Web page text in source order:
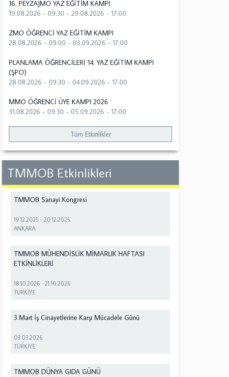
16. PEYZAJMO YAZ EĞİTİM KAMPI
19.08.2026 - 09:30 -29.08.2026 - 17:00
ZMO ÖĞRENCİ YAZ EĞİTİM KAMPI
28.08.2026 - 09:00 -03.09.2026 - 17:00
PLANLAMA ÖĞRENCİLERİ 14. YAZ EĞİTİM KAMPI
(ŞPO)
28.08.2026 - 09:30 -04.09.2026 - 17:00
MMO ÖĞRENCİ ÜYE KAMPI 2026
31.08.2026 - 09:30 -05.09.2026 - 17:00
Tüm Etkinlikler
TMMOB Etkinlikleri
TMMOB Sanayi Kongresi
19.12.2025 -20.12.2025
ANKARA
TMMOB MÜHENDİSLİK MİMARLIK HAFTASI
ETKİNLİKLERİ
18.10.2026 -21.10.2026
TÜRKİYE
3 Mart İş Cinayetlerine Karşı Mücadele Günü
03.03.2026
TÜRKİYE
TMMOB DÜNYA GIDA GÜNÜ